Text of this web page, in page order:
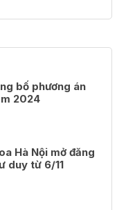
bố phương án
2024
Hà Nội mở đăng
duy từ 6/11